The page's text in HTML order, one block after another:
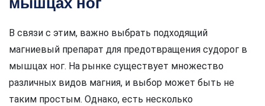
В связи с этим, важно выбрать подходящий
магниевый препарат для предотвращения судорог в
мышцах ног. На рынке существует множество
различных видов магния, и выбор может быть не
таким простым. Однако, есть несколько